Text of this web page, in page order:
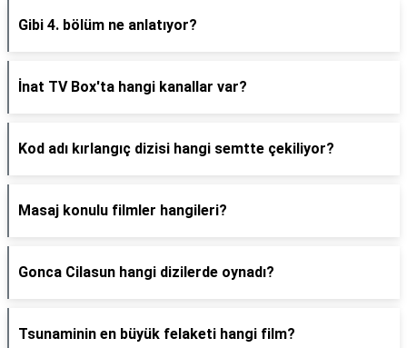
Gibi 4. bölüm ne anlatıyor?
İnat TV Box'ta hangi kanallar var?
Kod adı kırlangıç dizisi hangi semtte çekiliyor?
Masaj konulu filmler hangileri?
Gonca Cilasun hangi dizilerde oynadı?
Tsunaminin en büyük felaketi hangi film?